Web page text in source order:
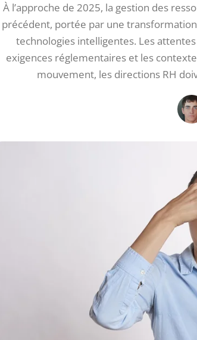
À l’approche de 2025, la gestion des
précédent, portée par une
technologies intelligentes. Les
exigences réglementaires et les
mouvement, les directions RH